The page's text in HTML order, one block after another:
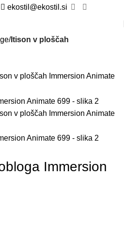
ekostil@ekostil.si
Itison v ploščah
Immersion